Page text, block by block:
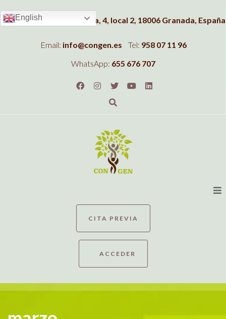
Dirección: C/Albahaca, 4, local 2, 18006 Granada, España
Email: info@congen.es Tel: 958 07 11 96
WhatsApp: 655 676 707
CITA PREVIA
ACCEDER
English